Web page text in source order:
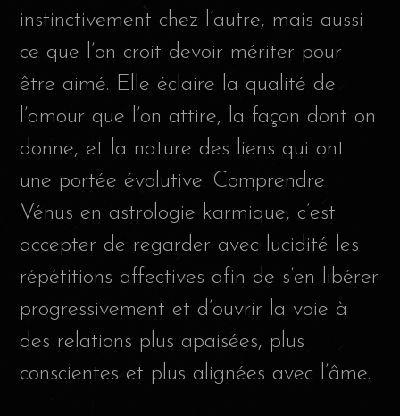
instinctivement chez l’autre, mais aussi
ce que l’on croit devoir mériter pour
être aimé. Elle éclaire la qualité de
l’amour que l’on attire, la façon dont on
donne, et la nature des liens qui ont
une portée évolutive. Comprendre
Vénus en astrologie karmique, c’est
accepter de regarder avec lucidité les
répétitions affectives afin de s’en libérer
progressivement et d’ouvrir la voie à
des relations plus apaisées, plus
conscientes et plus alignées avec l’âme.